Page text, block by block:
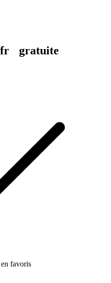
gratuite
favoris